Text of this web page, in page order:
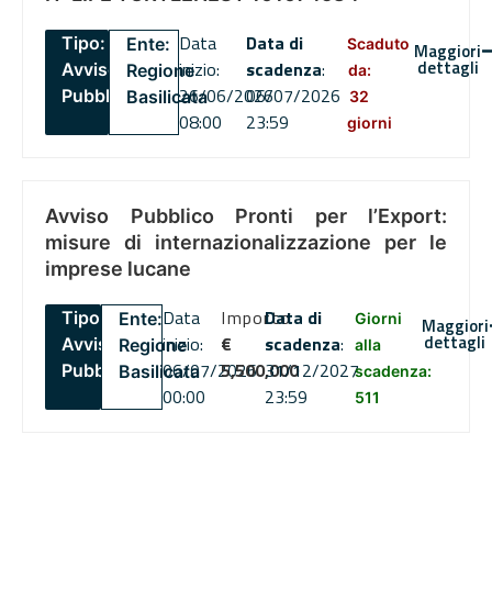
Tipo:
Avviso
Pubblico
Ente:
Regione
Basilicata
Data
inizio:
26/06/2026
08:00
Data di
scadenza:
06/07/2026
23:59
Scaduto
da:
32
giorni
Maggiori
dettagli
Avviso Pubblico Pronti per l’Export:
misure di internazionalizzazione per le
imprese lucane
Tipo:
Avviso
Pubblico
Ente:
Regione
Basilicata
Data
inizio:
06/07/2026
00:00
Importo
€
5,500,000
Data di
scadenza:
31/12/2027
23:59
Giorni
alla
scadenza:
511
Maggiori
dettagli